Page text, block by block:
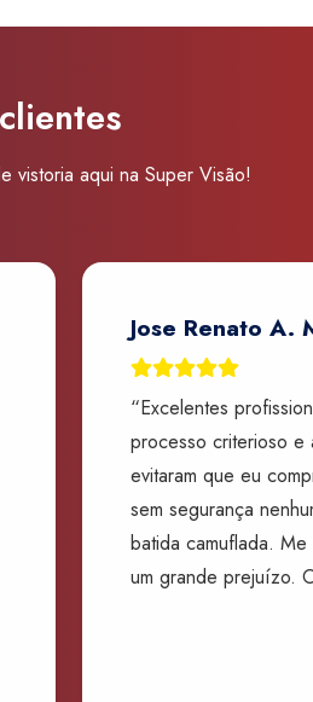
vistoria aqui na Super Visão!
Jose Renato A.
“Excelentes
processo criterioso e
evitaram que eu
sem segurança
batida camuflada. Me
um grande prejuízo.